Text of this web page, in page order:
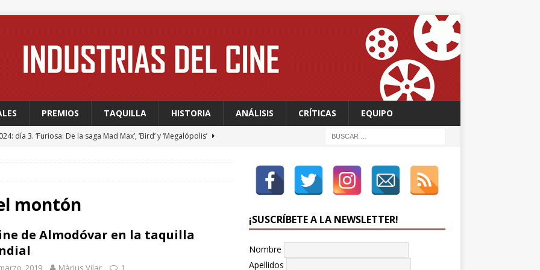
PREMIOS TAQUILLA HISTORIA ANÁLISIS CRÍTICAS EQUIPO
día 3. ‘Furiosa: De la saga Mad Max’, ‘Bird’ y ‘Megalópolis’
día 2. Meryl Streep, una “rockstar” en Cannes
día 1. Quentin Dupieux inaugura el festival entre risas con
montón
de Almodóvar en la taquilla
2019 Màrius Vilar 1
¡SUSCRÍBETE A LA NEWSLETTER!
Nombre
Apellidos